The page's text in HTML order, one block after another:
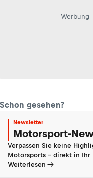
Werbung
Schon gesehen?
Newsletter
Motorsport-
Verpassen Sie keine
Motorsports - direkt in Ihr
Weiterlesen